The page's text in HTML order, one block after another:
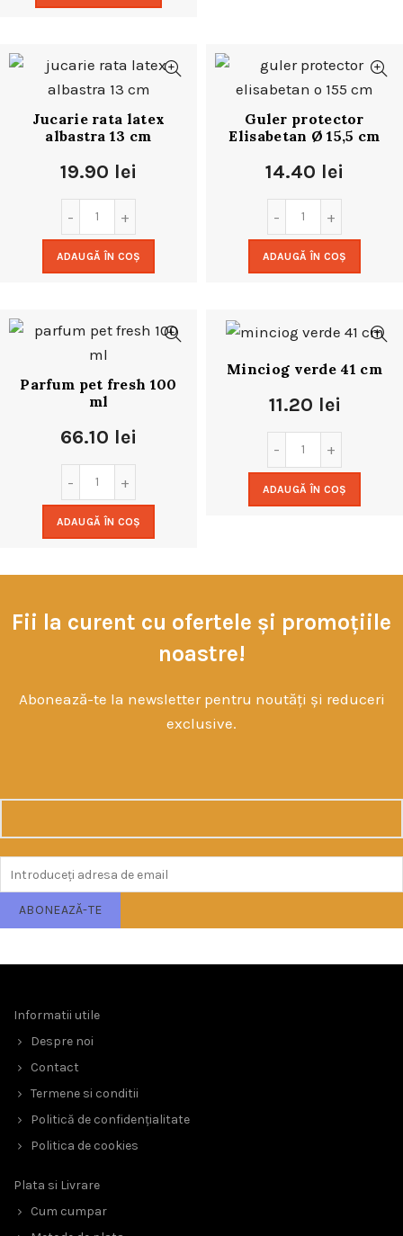
Jucarie rata latex
albastra 13 cm
19.90 lei
ADAUGĂ ÎN COȘ
Guler protector
Elisabetan Ø 15,5 cm
14.40 lei
ADAUGĂ ÎN COȘ
Parfum pet fresh 100
ml
66.10 lei
ADAUGĂ ÎN COȘ
Minciog verde 41 cm
11.20 lei
ADAUGĂ ÎN COȘ
Fii la curent cu ofertele și promoțiile
noastre!
Abonează-te la newsletter pentru noutăți și reduceri
exclusive.
Informatii utile
Despre noi
Contact
Termene si conditii
Politică de confidențialitate
Politica de cookies
Plata si Livrare
Cum cumpar